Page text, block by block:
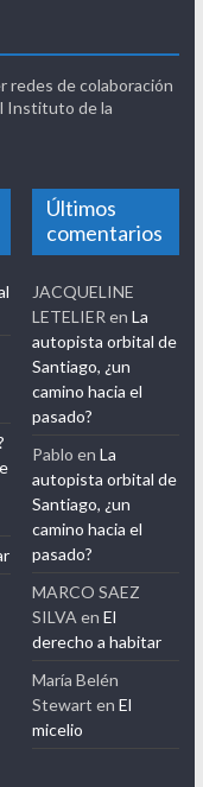
redes de colaboración
Instituto de la
Últimos
comentarios
JACQUELINE
LETELIER enLa
autopista orbital de
Santiago, ¿un
camino hacia el
pasado?
Pablo enLa
autopista orbital de
Santiago, ¿un
camino hacia el
pasado?
MARCO SAEZ
SILVA enEl
derecho a habitar
María Belén
Stewart enEl
micelio